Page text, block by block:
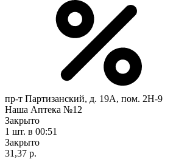
пр-т Партизанский, д. 19А, пом. 2Н-9
Наша Аптека №12
Закрыто
1 шт. в 00:51
Закрыто
31,37 р.